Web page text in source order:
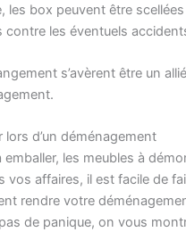
les box peuvent être
contre les éventuels
s’avèrent être un
lors d’un déménagement
les meubles à
vos affaires, il est facile de
rendre votre
de panique, on vous